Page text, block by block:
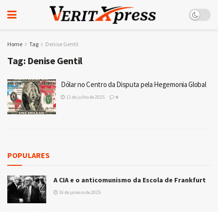
Home Tag Denise Gentil
Tag: Denise Gentil
Dólar no Centro da Disputa pela Hegemonia Global
11 de julho de 2025 0
POPULARES
A CIA e o anticomunismo da Escola de Frankfurt
16 de janeiro de 2025